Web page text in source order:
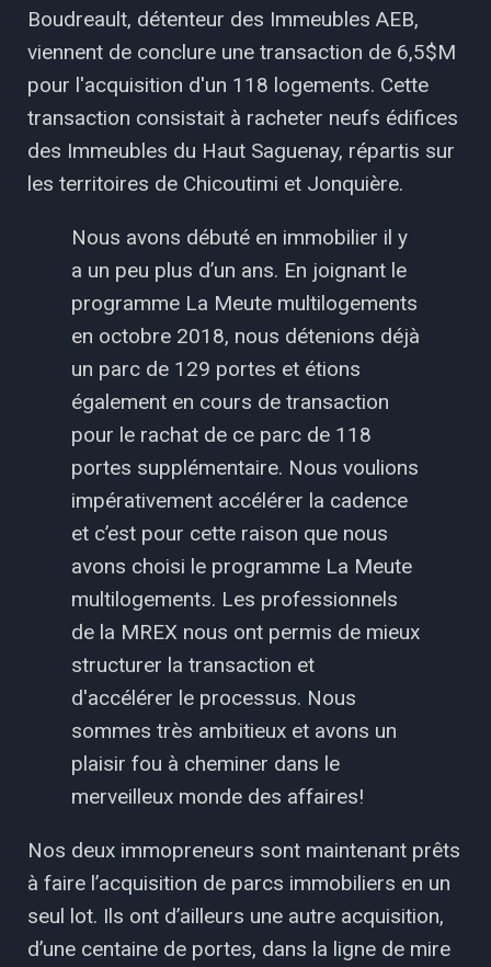
Boudreault, détenteur des Immeubles AEB,
viennent de conclure une transaction de 6,5$M
pour l'acquisition d'un 118 logements. Cette
transaction consistait à racheter neufs édifices
des Immeubles du Haut Saguenay, répartis sur
les territoires de Chicoutimi et Jonquière.
Nous avons débuté en immobilier il y
a un peu plus d’un ans. En joignant le
programme La Meute multilogements
en octobre 2018, nous détenions déjà
un parc de 129 portes et étions
également en cours de transaction
pour le rachat de ce parc de 118
portes supplémentaire. Nous voulions
impérativement accélérer la cadence
et c’est pour cette raison que nous
avons choisi le programme La Meute
multilogements. Les professionnels
de la MREX nous ont permis de mieux
structurer la transaction et
d'accélérer le processus. Nous
sommes très ambitieux et avons un
plaisir fou à cheminer dans le
merveilleux monde des affaires!
Nos deux immopreneurs sont maintenant prêts
à faire l’acquisition de parcs immobiliers en un
seul lot. Ils ont d’ailleurs une autre acquisition,
d’une centaine de portes, dans la ligne de mire